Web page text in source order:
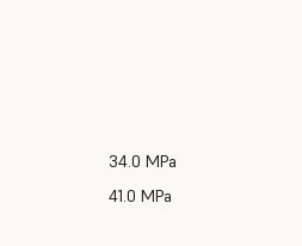
34.0 MPa
41.0 MPa